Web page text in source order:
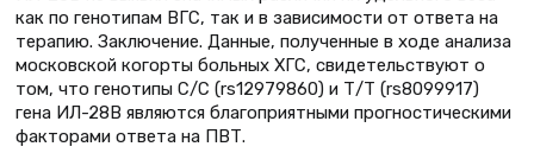
как по генотипам ВГС, так и в зависимости от ответа на
терапию. Заключение. Данные, полученные в ходе анализа
московской когорты больных ХГС, свидетельствуют о
том, что генотипы С/С (rs12979860) и Т/Т (rs8099917)
гена ИЛ-28B являются благоприятными прогностическими
факторами ответа на ПВТ.